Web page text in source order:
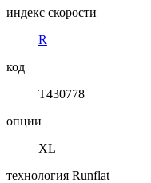
индекс скорости
R
код
T430778
опции
XL
технология Runflat